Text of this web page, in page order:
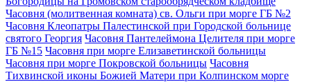
Часовня (молитвенная комната) св. Ольги при морге ГБ №2
Часовня Клеопатры Палестинской при Городской больнице
святого Георгия Часовня Пантелеймона Целителя при морге
ГБ №15 Часовня при морге Елизаветинской больницы
Часовня при морге Покровской больницы Часовня
Тихвинской иконы Божией Матери при Колпинском морге